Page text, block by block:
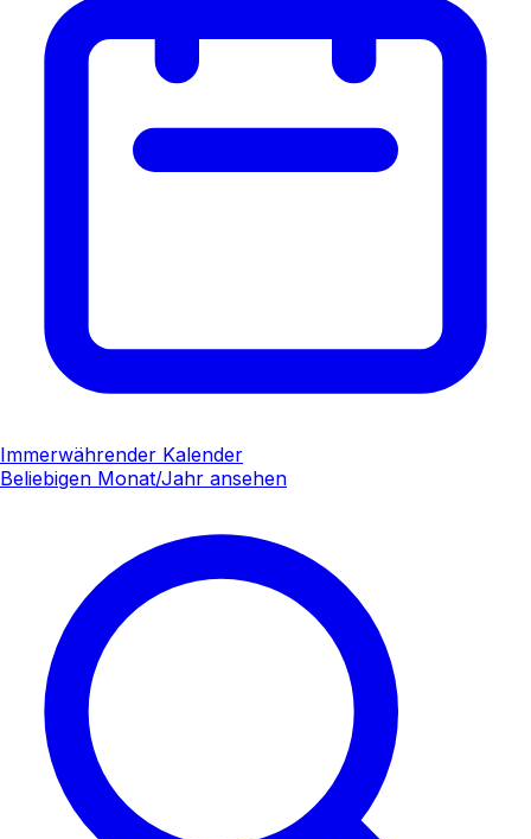
Immerwährender Kalender
Beliebigen Monat/Jahr ansehen